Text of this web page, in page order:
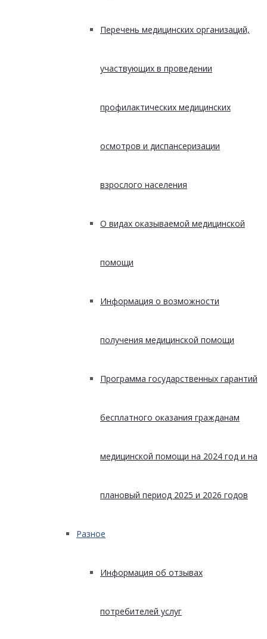
Перечень медицинских организаций,
участвующих в проведении
профилактических медицинских
осмотров и диспансеризации
взрослого населения
О видах оказываемой медицинской
помощи
Информация о возможности
получения медицинской помощи
Программа государственных гарантий
бесплатного оказания гражданам
медицинской помощи на 2024 год и на
плановый период 2025 и 2026 годов
Разное
Информация об отзывах
потребителей услуг